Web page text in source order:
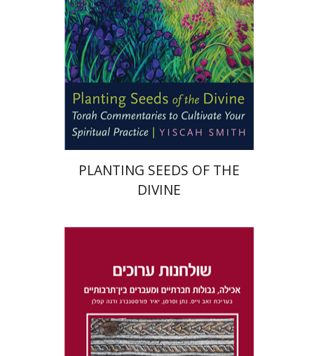
הנחת אתר ספר מודפס
$25
$22
PLANTING SEEDS OF THE
DIVINE
דנה קפלן נתן וסרמן
זאב וייס
יאיר פורסטנברג